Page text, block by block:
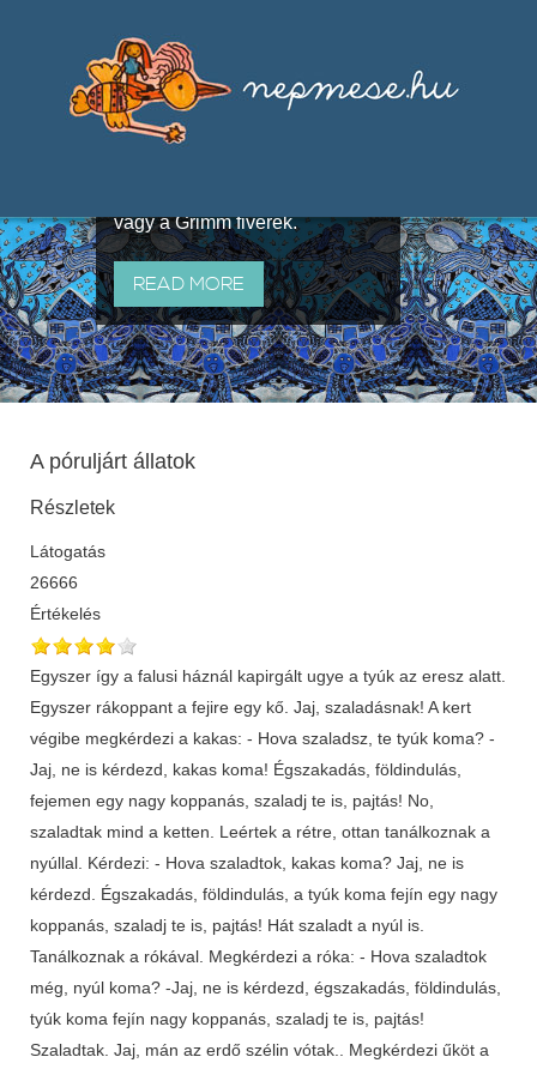
útján terjedő elbeszélésekből,
melyeket olyan ismert gyűjtők
állítottak össze, mint Benedek
vagy a Grimm fivérek.
READ MORE
A póruljárt állatok
Részletek
Látogatás
26666
Értékelés
Egyszer így a falusi háznál kapirgált ugye a tyúk az eresz alatt.
Egyszer rákoppant a fejire egy kő. Jaj, szaladásnak! A kert
végibe megkérdezi a kakas: - Hova szaladsz, te tyúk koma? -
Jaj, ne is kérdezd, kakas koma! Égszakadás, földindulás,
fejemen egy nagy koppanás, szaladj te is, pajtás! No,
szaladtak mind a ketten. Leértek a rétre, ottan tanálkoznak a
nyúllal. Kérdezi: - Hova szaladtok, kakas koma? Jaj, ne is
kérdezd. Égszakadás, földindulás, a tyúk koma fejín egy nagy
koppanás, szaladj te is, pajtás! Hát szaladt a nyúl is.
Tanálkoznak a rókával. Megkérdezi a róka: - Hova szaladtok
még, nyúl koma? -Jaj, ne is kérdezd, égszakadás, földindulás,
tyúk koma fejín nagy koppanás, szaladj te is, pajtás!
Szaladtak. Jaj, mán az erdő szélin vótak.. Megkérdezi űköt a